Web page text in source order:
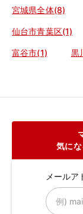
宮城県全体(8)
仙台市青葉区(1)
富谷市(1) 黒
気に
メールア